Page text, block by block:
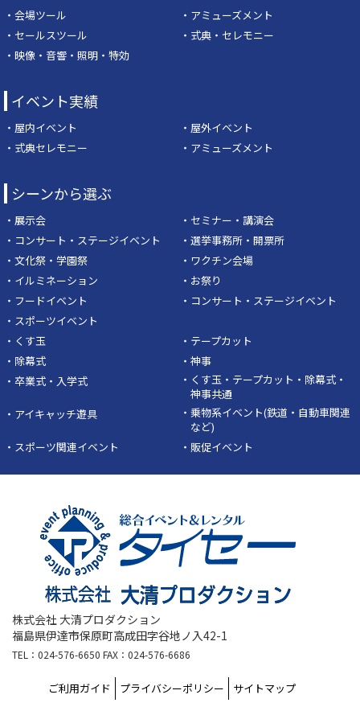
・会場ツール
・アミューズメント
・セールスツール
・式典・セレモニー
・映像・音響・照明・特効
イベント実績
・屋内イベント
・屋外イベント
・式典セレモニー
・アミューズメント
シーンから選ぶ
・展示会
・セミナー・講演会
・コンサート・ステージイベント
・選挙事務所・開票所
・文化祭・学園祭
・ワクチン会場
・イルミネーション
・お祭り
・フードイベント
・コンサート・ステージイベント
・スポーツイベント
・くす玉
・テープカット
・除幕式
・神事
・卒業式・入学式
・くす玉・テープカット・除幕式・
神事共通
・アイキャッチ遊具
・乗物系イベント(鉄道・自動車関連
など)
・スポーツ関連イベント
・販促イベント
株式会社 大清プロダクション
福島県伊達市保原町高成田字谷地ノ入42-1
TEL：024-576-6650 FAX：024-576-6686
ご利用ガイド プライバシーポリシー サイトマップ